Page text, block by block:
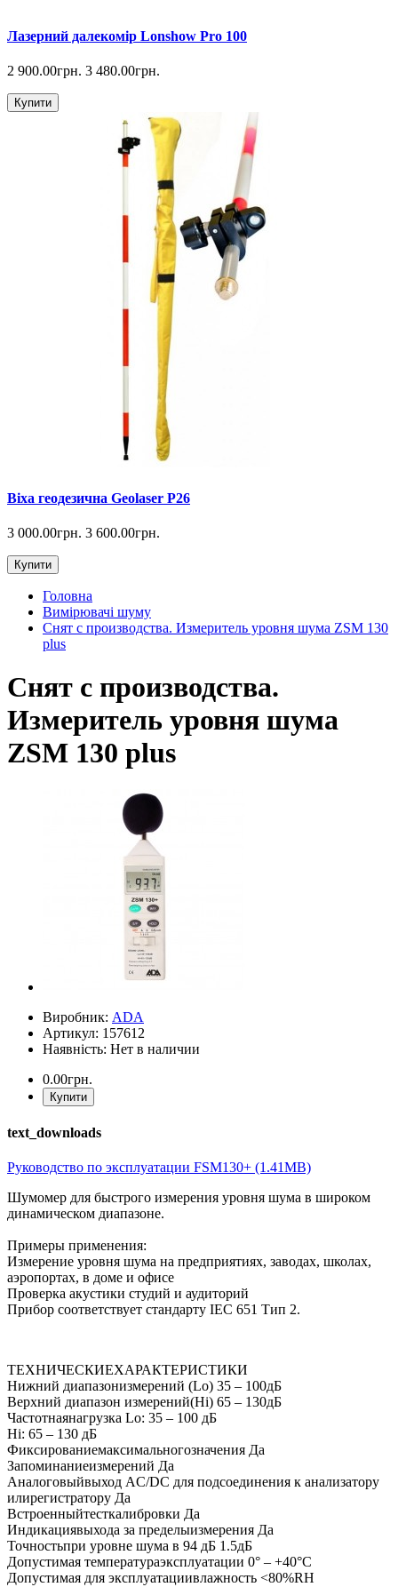
Лазерний далекомір Lonshow Pro 100
2 900.00грн. 3 480.00грн.
Купити
Віха геодезична Geolaser P26
3 000.00грн. 3 600.00грн.
Купити
Головна
Вимірювачі шуму
Снят с производства. Измеритель уровня шума ZSM 130
plus
Снят с производства.
Измеритель уровня шума
ZSM 130 plus
Виробник: ADA
Артикул: 157612
Наявність: Нет в наличии
0.00грн.
Купити
text_downloads
Руководство по эксплуатации FSM130+ (1.41MB)
Шумомер для быстрого измерения уровня шума в широком
динамическом диапазоне.
Примеры применения:
Измерение уровня шума на предприятиях, заводах, школах,
аэропортах, в доме и офисе
Проверка акустики студий и аудиторий
Прибор соответствует стандарту IEC 651 Тип 2.
ТЕХНИЧЕСКИЕХАРАКТЕРИСТИКИ
Нижний диапазонизмерений (Lo) 35 – 100дБ
Верхний диапазон измерений(Hi) 65 – 130дБ
Частотнаянагрузка Lo: 35 – 100 дБ
Hi: 65 – 130 дБ
Фиксированиемаксимальногозначения Да
Запоминаниеизмерений Да
Аналоговыйвыход AC/DC для подсоединения к анализатору
илирегистратору Да
Встроенныйтесткалибровки Да
Индикациявыхода за пределыизмерения Да
Точностьпри уровне шума в 94 дБ 1.5дБ
Допустимая температураэксплуатации 0° – +40°C
Допустимая для эксплуатациивлажность <80%RH